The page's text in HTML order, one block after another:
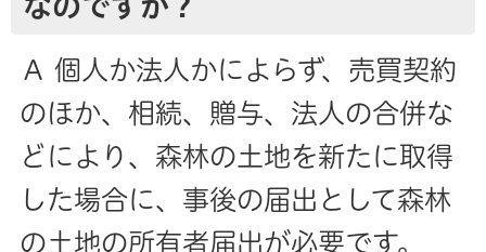
Ａ 個人か法人かによらず、売買契約
のほか、相続、贈与、法人の合併な
どにより、森林の土地を新たに取得
した場合に、事後の届出として森林
の土地の所有者届出が必要です。